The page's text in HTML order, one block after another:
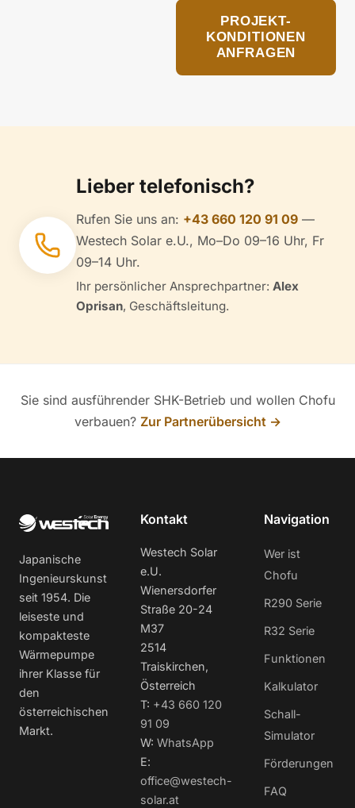
PROJEKT-
KONDITIONEN
ANFRAGEN
Lieber telefonisch?
Rufen Sie uns an: +43 660 120 91 09 —
Westech Solar e.U., Mo–Do 09–16 Uhr, Fr
09–14 Uhr.
Ihr persönlicher Ansprechpartner: Alex
Oprisan, Geschäftsleitung.
Sie sind ausführender SHK-Betrieb und wollen Chofu
verbauen? Zur Partnerübersicht →
Japanische
Ingenieurskunst
seit 1954. Die
leiseste und
kompakteste
Wärmepumpe
ihrer Klasse für
den
österreichischen
Markt.
Kontakt
Westech Solar
e.U.
Wienersdorfer
Straße 20-24
M37
2514
Traiskirchen,
Österreich
T: +43 660 120
91 09
W: WhatsApp
E:
office@westech-
solar.at
Navigation
Wer ist
Chofu
R290 Serie
R32 Serie
Funktionen
Kalkulator
Schall-
Simulator
Förderungen
FAQ